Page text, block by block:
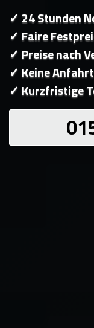
✓ 24 Stunden
✓ Faire
✓ Preise nach
✓ Keine
✓ Kurzfristige